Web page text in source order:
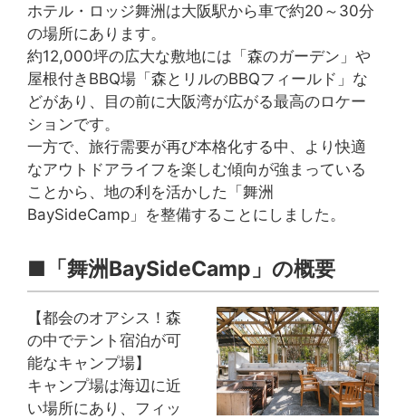
ホテル・ロッジ舞洲は大阪駅から車で約20～30分
の場所にあります。
約12,000坪の広大な敷地には「森のガーデン」や
屋根付きBBQ場「森とリルのBBQフィールド」な
どがあり、目の前に大阪湾が広がる最高のロケー
ションです。
一方で、旅行需要が再び本格化する中、より快適
なアウトドアライフを楽しむ傾向が強まっている
ことから、地の利を活かした「舞洲
BaySideCamp」を整備することにしました。
■「舞洲BaySideCamp」の概要
【都会のオアシス！森
の中でテント宿泊が可
能なキャンプ場】
キャンプ場は海辺に近
い場所にあり、フィッ